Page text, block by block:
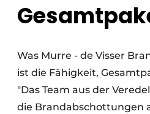
Was Murre - de Visser
ist die Fähigkeit,
"Das Team aus der
die Brandabschottungen